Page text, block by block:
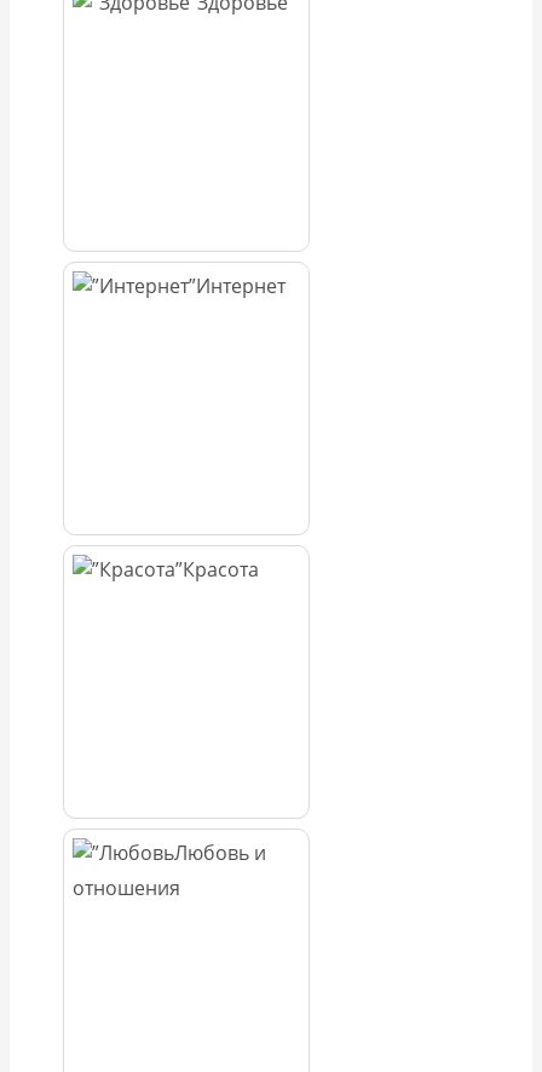
Интернет
Красота
Любовь и
отношения